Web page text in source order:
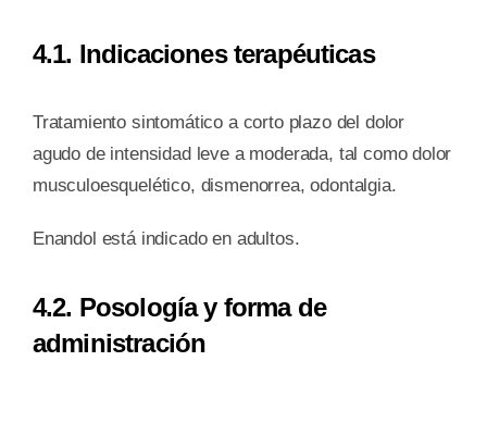
4.1. Indicaciones terapéuticas
Tratamiento sintomático a corto plazo del dolor
agudo de intensidad leve a moderada, tal como dolor
musculoesquelético, dismenorrea, odontalgia.
Enandol está indicado en adultos.
4.2. Posología y forma de
administración